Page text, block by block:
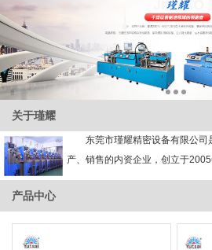
关于瑾耀
东莞市瑾耀精密设备有限公司
产、销售的内资企业，创立于
产品中心